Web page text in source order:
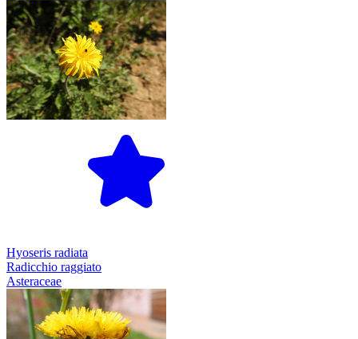
Hyoseris radiata
Radicchio raggiato
Asteraceae